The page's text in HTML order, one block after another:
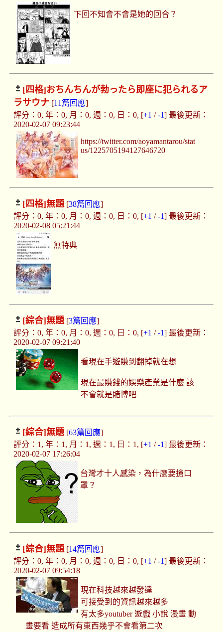
下回不知會不會是她的回合？
[四格]おちんちんが勃ったら即座に犯られるア
ラサウナ[11篇回應]
評分：0, 年：0, 月：0, 週：0, 日：0, [+1 /-1] 最後更新：
2020-02-07 09:23:44
https://twitter.com/aoyamantarou/stat
us/1225705194127646720
[四格]無題[38篇回應]
評分：0, 年：0, 月：0, 週：0, 日：0, [+1 /-1] 最後更新：
2020-02-08 05:21:44
無特典
[綜合]無題[3篇回應]
評分：0, 年：0, 月：0, 週：0, 日：0, [+1 /-1] 最後更新：
2020-02-07 09:21:40
看現在手遊賺到翻掉就在想
現在最賺錢的娛樂產業是什麼 該
不會就是賭博吧
[綜合]無題[63篇回應]
評分：1, 年：1, 月：1, 週：1, 日：1, [+1 /-1] 最後更新：
2020-02-07 17:26:04
台灣才十人感染，為什麼要搶口
罩？
[綜合]無題[14篇回應]
評分：0, 年：0, 月：0, 週：0, 日：0, [+1 /-1] 最後更新：
2020-02-07 09:54:18
現在科技越來越發達
可接受到的資訊越來越多
有太多youtuber 遊戲 小說 漫畫 動
畫要看 造成所有東西幾乎不會看第二次